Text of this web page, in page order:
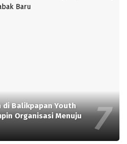
di Balikpapan Youth
Organisasi Menuju